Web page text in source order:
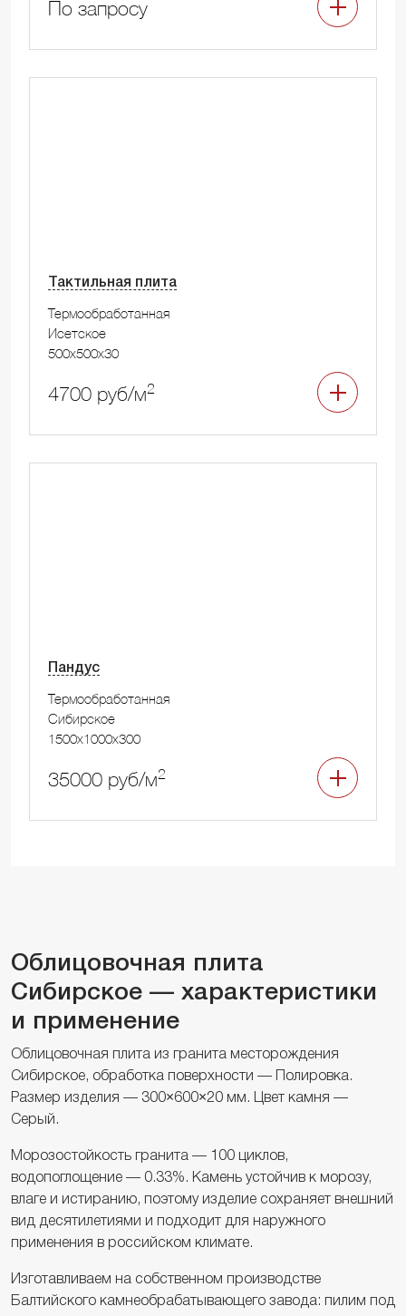
По запросу
Тактильная плита
Термообработанная
Исетское
500x500x30
4700 руб/м2
Пандус
Термообработанная
Сибирское
1500x1000x300
35000 руб/м2
Облицовочная плита
Сибирское — характеристики
и применение
Облицовочная плита из гранита месторождения
Сибирское, обработка поверхности — Полировка.
Размер изделия — 300×600×20 мм. Цвет камня —
Серый.
Морозостойкость гранита — 100 циклов,
водопоглощение — 0.33%. Камень устойчив к морозу,
влаге и истиранию, поэтому изделие сохраняет внешний
вид десятилетиями и подходит для наружного
применения в российском климате.
Изготавливаем на собственном производстве
Балтийского камнеобрабатывающего завода: пилим под